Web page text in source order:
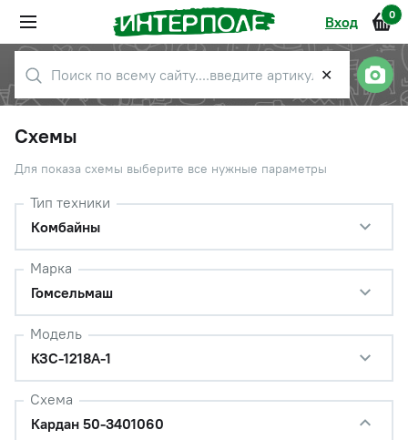
Вход 0
✕
Схемы
Для показа схемы выберите все нужные параметры
Тип техники
Комбайны
Марка
Гомсельмаш
Модель
КЗС-1218А-1
Схема
Кардан 50-3401060